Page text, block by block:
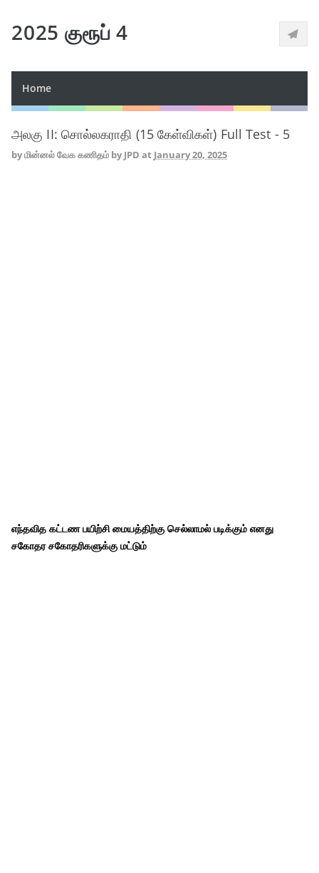
2025 குரூப் 4
Home
அலகு II: சொல்லகராதி (15 கேள்விகள்) Full Test - 5
byமின்னல் வேக கணிதம் by JPD at January 20, 2025
எந்தவித கட்டண பயிற்சி மையத்திற்கு செல்லாமல் படிக்கும் எனது
சகோதர சகோதரிகளுக்கு மட்டும்